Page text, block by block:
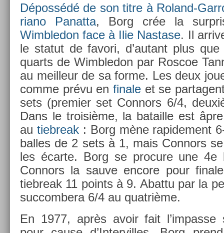
Dépossédé de son titre à Roland-
riano Panat­ta, Borg crée la
Wimbledon face à Ilie Nas­tase. Il
le statut de favori, d’autant plus
quarts de Wimbledon par Ros­coe
au meil­leur de sa forme. Les deux
comme prévu en fin­ale et se
sets (pre­mi­er set Con­nors 6/4,
Dans le troisiè­me, la batail­le est
au tieb­reak: Borg mène rapide­ment
bal­les de 2 sets à 1, mais Con­nors
les écarte. Borg se pro­cure une 4e
Con­nors la sauve en­core pour
tieb­reak 11 points à 9. Ab­at­tu par la
suc­com­bera 6/4 au quat­rième.
En 1977, après avoir fait l’im­passe